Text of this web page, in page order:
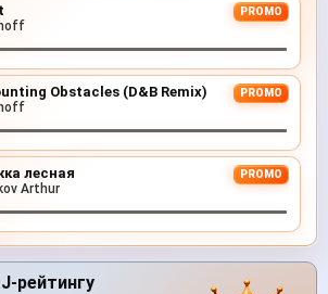
PROMO
Obstacles (D&B Remix) PROMO
лесная PROMO
Arthur
рейтингу